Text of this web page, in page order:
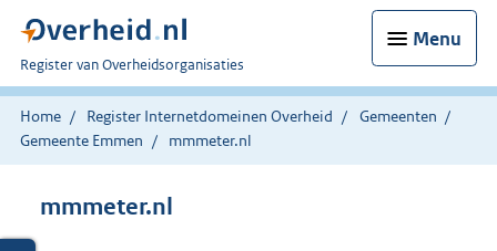
Menu
U
bent
nu
hier:
Register van Overheidsorganisaties
Home Register Internetdomeinen Overheid
Gemeenten
Gemeente Emmen
mmmeter.nl
mmmeter.nl